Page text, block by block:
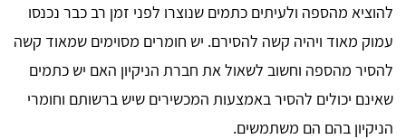
להוציא מהספה ולעיתים כתמים שנוצרו לפני זמן רב כבר נכנסו
עמוק מאוד ויהיה קשה להסירם. יש חומרים מסוימים שמאוד קשה
להסיר מהספה וחשוב לשאול את חברת הניקיון האם יש כתמים
שאינם יכולים להסיר באמצעות המכשירים שיש ברשותם וחומרי
הניקיון בהם הם משתמשים.